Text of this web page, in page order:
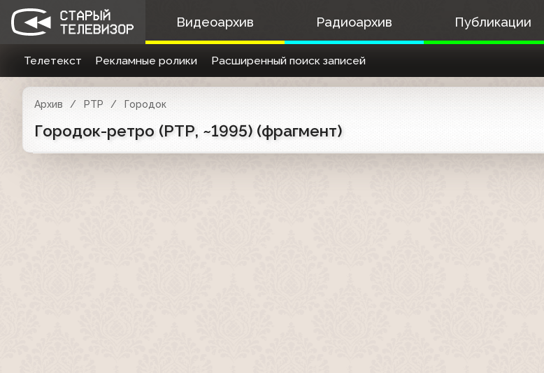
Видеоархив Радиоархив Публикации
Телетекст Рекламные ролики Расширенный поиск записей
Архив РТР Городок
Городок-ретро (РТР, ~1995) (фрагмент)